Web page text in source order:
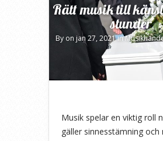
Rätt musik till
stunder
By on jan 27, 2021 in
Musik spelar en viktig roll
gäller sinnesstämning och